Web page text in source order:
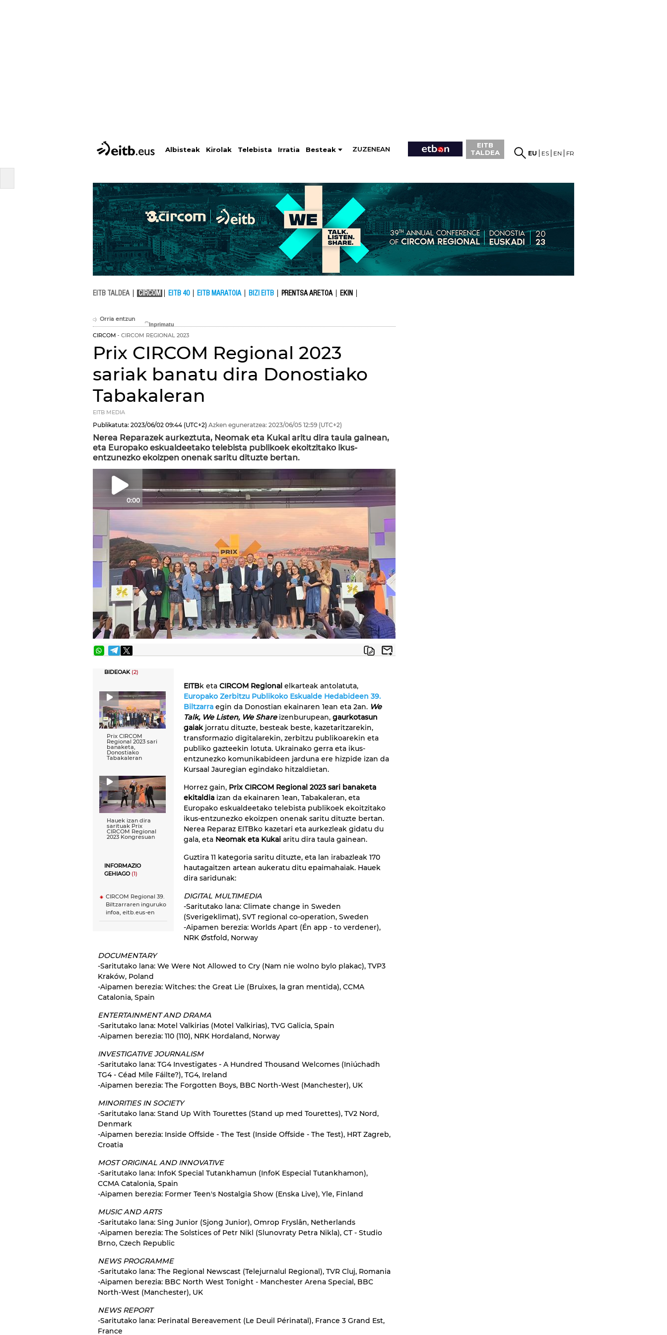
Albisteak Kirolak Telebista Irratia Besteak ZUZENEAN
EITB
TALDEA
EU ES EN FR
EITB TALDEA CIRCOM EITB 40 EITB MARATOIA BIZI EITB PRENTSA ARETOA EKIN
Orria entzun
CIRCOM CIRCOM REGIONAL 2023
Prix CIRCOM Regional 2023
sariak banatu dira Donostiako
Tabakaleran
EITB MEDIA
Publikatuta: 2023/06/02 09:44 (UTC+2) Azken eguneratzea: 2023/06/05 12:59 (UTC+2)
Nerea Reparazek aurkeztuta, Neomak eta Kukai aritu dira taula gainean,
eta Europako eskualdeetako telebista publikoek ekoitzitako ikus-
entzunezko ekoizpen onenak saritu dituzte bertan.
0:00
BIDEOAK(2)
Prix CIRCOM
Regional 2023 sari
banaketa,
Donostiako
Tabakaleran
Hauek izan dira
sarituak Prix
CIRCOM Regional
2023 Kongresuan
INFORMAZIO
GEHIAGO(1)
CIRCOM Regional 39.
Biltzarraren inguruko
infoa, eitb.eus-en
EITBk eta CIRCOM Regional elkarteak antolatuta,
Europako Zerbitzu Publikoko Eskualde Hedabideen 39.
Biltzarra egin da Donostian ekainaren 1ean eta 2an. We
Talk, We Listen, We Shareizenburupean, gaurkotasun
gaiakjorratu dituzte, besteak beste, kazetaritzarekin,
transformazio digitalarekin, zerbitzu publikoarekin eta
publiko gazteekin lotuta. Ukrainako gerra eta ikus-
entzunezko komunikabideen jarduna ere hizpide izan da
Kursaal Jauregian egindako hitzaldietan.
Horrez gain, Prix CIRCOM Regional 2023 sari banaketa
ekitaldia izan da ekainaren 1ean, Tabakaleran, eta
Europako eskualdeetako telebista publikoek ekoitzitako
ikus-entzunezko ekoizpen onenak saritu dituzte bertan.
Nerea Reparaz EITBko kazetari eta aurkezleak gidatu du
gala, eta Neomak eta Kukai aritu dira taula gainean.
Guztira 11 kategoria saritu dituzte, eta lan irabazleak 170
hautagaitzen artean aukeratu ditu epaimahaiak. Hauek
dira saridunak:
DIGITAL MULTIMEDIA
-Saritutako lana: Climate change in Sweden
(Sverigeklimat), SVT regional co-operation, Sweden
-Aipamen berezia: Worlds Apart (Én app - to verdener),
NRK Østfold, Norway
DOCUMENTARY
-Saritutako lana: We Were Not Allowed to Cry (Nam nie wolno bylo plakac), TVP3
Kraków, Poland
-Aipamen berezia: Witches: the Great Lie (Bruixes, la gran mentida), CCMA
Catalonia, Spain
ENTERTAINMENT AND DRAMA
-Saritutako lana: Motel Valkirias (Motel Valkirias), TVG Galicia, Spain
-Aipamen berezia: 110 (110), NRK Hordaland, Norway
INVESTIGATIVE JOURNALISM
-Saritutako lana: TG4 Investigates - A Hundred Thousand Welcomes (Iniúchadh
TG4 - Céad Míle Fáilte?), TG4, Ireland
-Aipamen berezia: The Forgotten Boys, BBC North-West (Manchester), UK
MINORITIES IN SOCIETY
-Saritutako lana: Stand Up With Tourettes (Stand up med Tourettes), TV2 Nord,
Denmark
-Aipamen berezia: Inside Offside - The Test (Inside Offside - The Test), HRT Zagreb,
Croatia
MOST ORIGINAL AND INNOVATIVE
-Saritutako lana: InfoK Special Tutankhamun (InfoK Especial Tutankhamon),
CCMA Catalonia, Spain
-Aipamen berezia: Former Teen's Nostalgia Show (Enska Live), Yle, Finland
MUSIC AND ARTS
-Saritutako lana: Sing Junior (Sjong Junior), Omrop Fryslân, Netherlands
-Aipamen berezia: The Solstices of Petr Nikl (Slunovraty Petra Nikla), CT - Studio
Brno, Czech Republic
NEWS PROGRAMME
-Saritutako lana: The Regional Newscast (Telejurnalul Regional), TVR Cluj, Romania
-Aipamen berezia: BBC North West Tonight - Manchester Arena Special, BBC
North-West (Manchester), UK
NEWS REPORT
-Saritutako lana: Perinatal Bereavement (Le Deuil Périnatal), France 3 Grand Est,
France